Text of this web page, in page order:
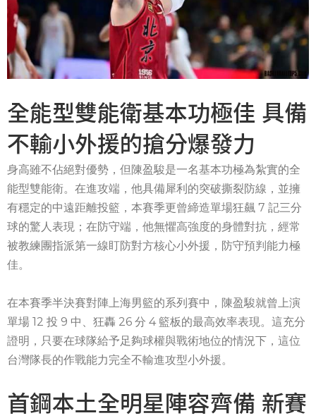
全能型雙能衛基本功極佳 具備
不輸小外援的搶分爆發力
身高雖不佔絕對優勢，但陳盈駿是一名基本功極為紮實的全
能型雙能衛。在進攻端，他具備犀利的突破撕裂防線，並擁
有穩定的中遠距離投籃，本賽季更曾締造單場狂飆 7 記三分
球的驚人表現；在防守端，他無懼高強度的身體對抗，經常
被教練團指派第一線盯防對方核心小外援，防守預判能力極
佳。
在本賽季半決賽對陣上海男籃的系列賽中，陳盈駿就曾上演
單場 12 投 9 中、狂轟 26 分 4 籃板的最高效率表現。這充分
證明，只要在球隊給予足夠球權與戰術地位的情況下，這位
台灣隊長的作戰能力完全不輸進攻型小外援。
首鋼本土全明星陣容齊備 新賽